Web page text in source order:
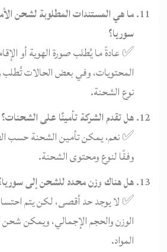
ما هي المستندات المطلوبة لشحن
سوريا؟
✅ عادةً ما يُطلب صورة الهوية أو
المحتويات، وفي بعض الحالات
نوع الشحنة.
هل تقدم الشركة تأمينًا على الشحنات؟
✅ نعم، يمكن تأمين الشحنة حسب
وفقًا لنوع ومحتوى الشحنة.
هل هناك وزن محدد للشحن إلى
✅ لا يوجد حد أقصى، لكن يتم
الوزن والحجم الإجمالي، ويمكن
المواد.